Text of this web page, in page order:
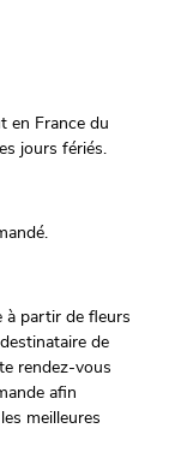
en France du
jours fériés.
à partir de fleurs
de
rendez-vous
afin
meilleures